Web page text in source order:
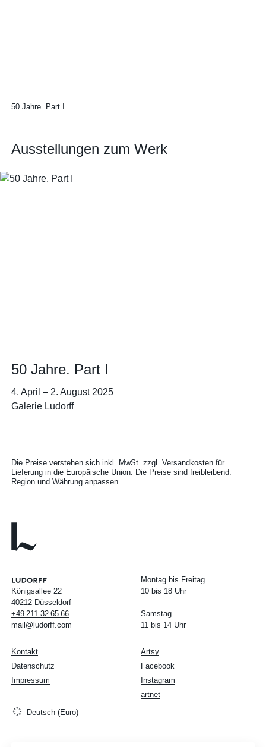
50 Jahre. Part I
Ausstellungen zum Werk
50 Jahre. Part I
4. April– 2. August 2025
Galerie Ludorff
Die Preise verstehen sich inkl. MwSt. zzgl. Versandkosten für
Lieferung in die Europäische Union. Die Preise sind freibleibend.
Region und Währung anpassen
Königsallee 22
40212 Düsseldorf
+49 211 32 65 66
mail@ludorff.com
Montag bis Freitag
10 bis 18 Uhr
Samstag
11 bis 14 Uhr
Artsy
Facebook
Instagram
artnet
Kontakt
Datenschutz
Impressum
Deutsch (Euro)